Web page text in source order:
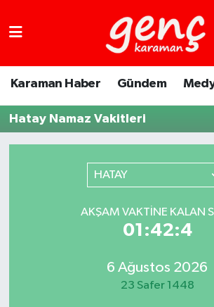
Karaman Haber Gündem
Hatay Namaz Vakitleri
HATAY
AKŞAM VAKTINE KALAN
01:42:4
6 Ağustos 2026
23 Safer 1448